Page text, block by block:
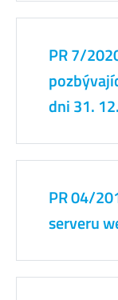
PR 7/
dni 31.
PR 04/
serveru